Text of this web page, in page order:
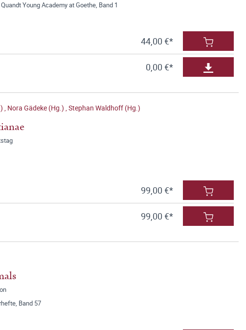
Young Academy at Goethe, Band 1
44,00 €*
0,00 €*
, Nora Gädeke (Hg.) ,Stephan Waldhoff (Hg.)
99,00 €*
99,00 €*
Band 57